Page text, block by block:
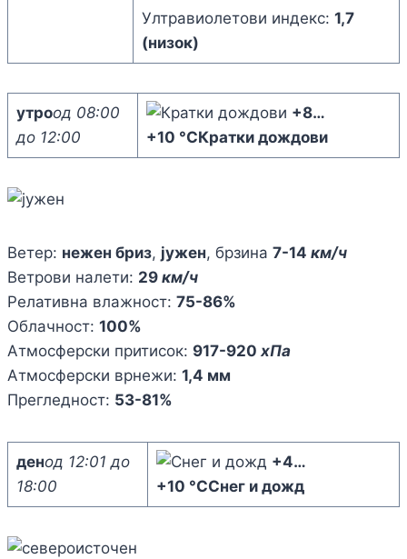
Ултравиолетови индекс: 1,7
(низок)
утроод 08:00
до 12:00
+8…
+10 °CКратки дождови
Ветер: нежен бриз, јужен, брзина 7-14 км/ч
Ветрови налети: 29 км/ч
Релативна влажност: 75-86%
Облачност: 100%
Атмосферски притисок: 917-920 хПа
Атмосферски врнежи: 1,4 мм
Прегледност: 53-81%
денод 12:01 до
18:00
+4…
+10 °CСнег и дожд